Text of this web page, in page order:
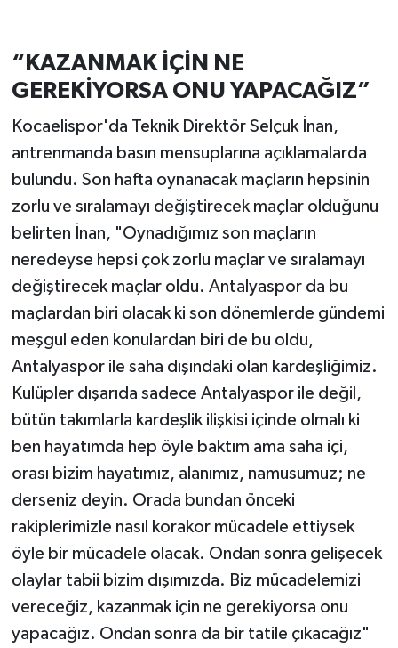
“KAZANMAK İÇİN NE
GEREKİYORSA ONU YAPACAĞIZ”
Kocaelispor'da Teknik Direktör Selçuk İnan,
antrenmanda basın mensuplarına açıklamalarda
bulundu. Son hafta oynanacak maçların hepsinin
zorlu ve sıralamayı değiştirecek maçlar olduğunu
belirten İnan, "Oynadığımız son maçların
neredeyse hepsi çok zorlu maçlar ve sıralamayı
değiştirecek maçlar oldu. Antalyaspor da bu
maçlardan biri olacak ki son dönemlerde gündemi
meşgul eden konulardan biri de bu oldu,
Antalyaspor ile saha dışındaki olan kardeşliğimiz.
Kulüpler dışarıda sadece Antalyaspor ile değil,
bütün takımlarla kardeşlik ilişkisi içinde olmalı ki
ben hayatımda hep öyle baktım ama saha içi,
orası bizim hayatımız, alanımız, namusumuz; ne
derseniz deyin. Orada bundan önceki
rakiplerimizle nasıl korakor mücadele ettiysek
öyle bir mücadele olacak. Ondan sonra gelişecek
olaylar tabii bizim dışımızda. Biz mücadelemizi
vereceğiz, kazanmak için ne gerekiyorsa onu
yapacağız. Ondan sonra da bir tatile çıkacağız"